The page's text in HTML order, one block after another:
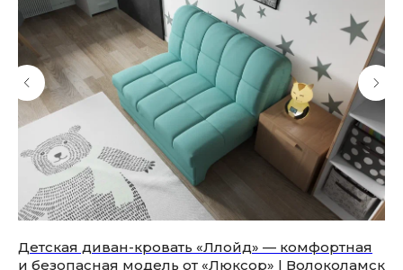
Детская диван-кровать «Ллойд» — комфортная
и безопасная модель от «Люксор» | Волоколамск